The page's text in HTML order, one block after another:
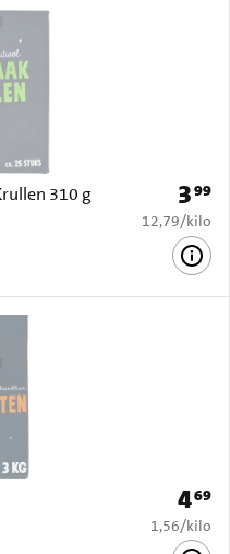
310 g Prijs:
399
€ 12,79 per
12,79/kilo
Prijs:
469
€ 1,56 per
1,56/kilo